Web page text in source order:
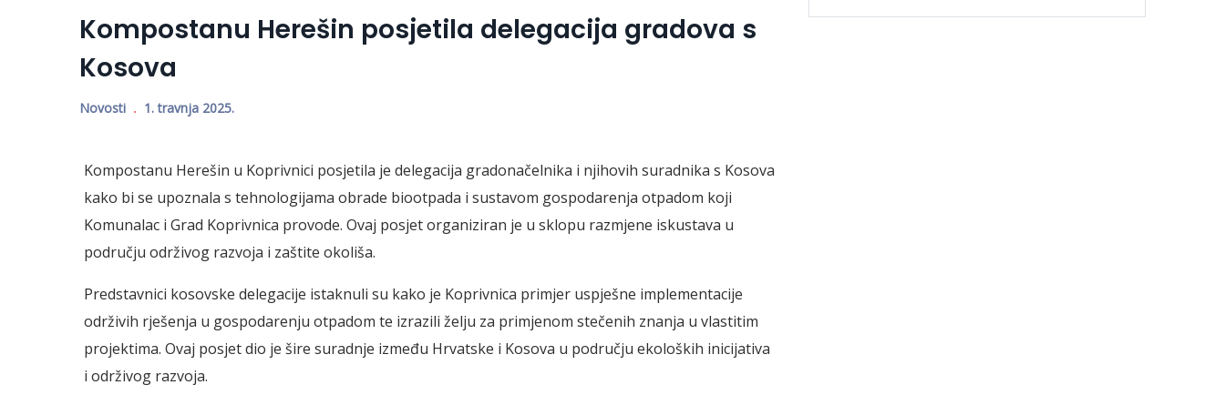
Kompostanu Herešin posjetila delegacija gradova s
Kosova
Novosti 1. travnja 2025.
Kompostanu Herešin u Koprivnici posjetila je delegacija gradonačelnika i njihovih suradnika s Kosova
kako bi se upoznala s tehnologijama obrade biootpada i sustavom gospodarenja otpadom koji
Komunalac i Grad Koprivnica provode. Ovaj posjet organiziran je u sklopu razmjene iskustava u
području održivog razvoja i zaštite okoliša.
Predstavnici kosovske delegacije istaknuli su kako je Koprivnica primjer uspješne implementacije
održivih rješenja u gospodarenju otpadom te izrazili želju za primjenom stečenih znanja u vlastitim
projektima. Ovaj posjet dio je šire suradnje između Hrvatske i Kosova u području ekoloških inicijativa
i održivog razvoja.